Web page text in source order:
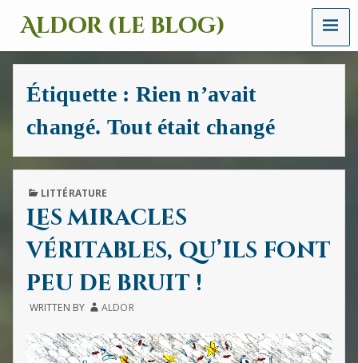
Aldor (le blog)
Un
site
avec
des
des
images
et
des
sons
MENU
Étiquette : Rien n’avait
changé. Tout était changé
PUBLISHED
LITTÉRATURE
Les miracles
véritables, qu’ils font
peu de bruit !
WRITTEN BY ALDOR